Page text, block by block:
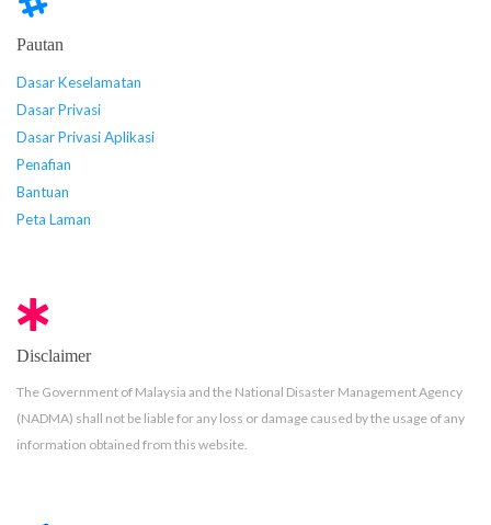
Pautan
Dasar Keselamatan
Dasar Privasi
Dasar Privasi Aplikasi
Penafian
Bantuan
Peta Laman
Disclaimer
The Government of Malaysia and the National Disaster Management Agency
(NADMA) shall not be liable for any loss or damage caused by the usage of any
information obtained from this website.